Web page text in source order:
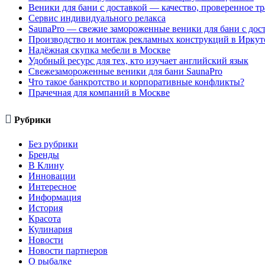
Веники для бани с доставкой — качество, проверенное
Сервис индивидуального релакса
SaunaPro — свежие замороженные веники для бани с
Производство и монтаж рекламных конструкций в
Надёжная скупка мебели в Москве
Удобный ресурс для тех, кто изучает английский язык
Свежезамороженные веники для бани SaunaPro
Что такое банкротство и корпоративные конфликты?
Прачечная для компаний в Москве
 Рубрики
Без рубрики
Бренды
В Клину
Инновации
Интересное
Информация
История
Красота
Кулинария
Новости
Новости партнеров
О рыбалке